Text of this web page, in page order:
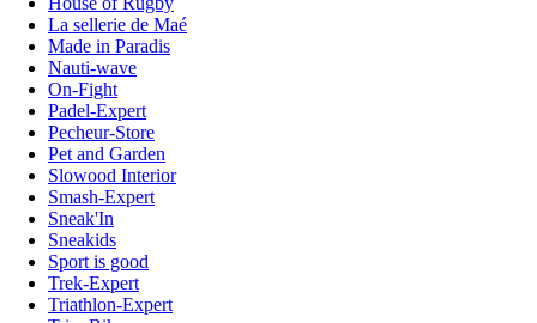
La sellerie de Maé
Made in Paradis
Nauti-wave
On-Fight
Padel-Expert
Pecheur-Store
Pet and Garden
Slowood Interior
Smash-Expert
Sneak'In
Sneakids
Sport is good
Trek-Expert
Triathlon-Expert